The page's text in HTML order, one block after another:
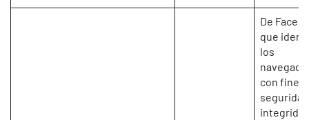
De
que
los
con fines